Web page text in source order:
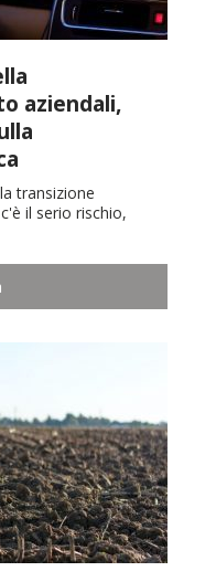
aziendali,
transizione
il serio rischio,